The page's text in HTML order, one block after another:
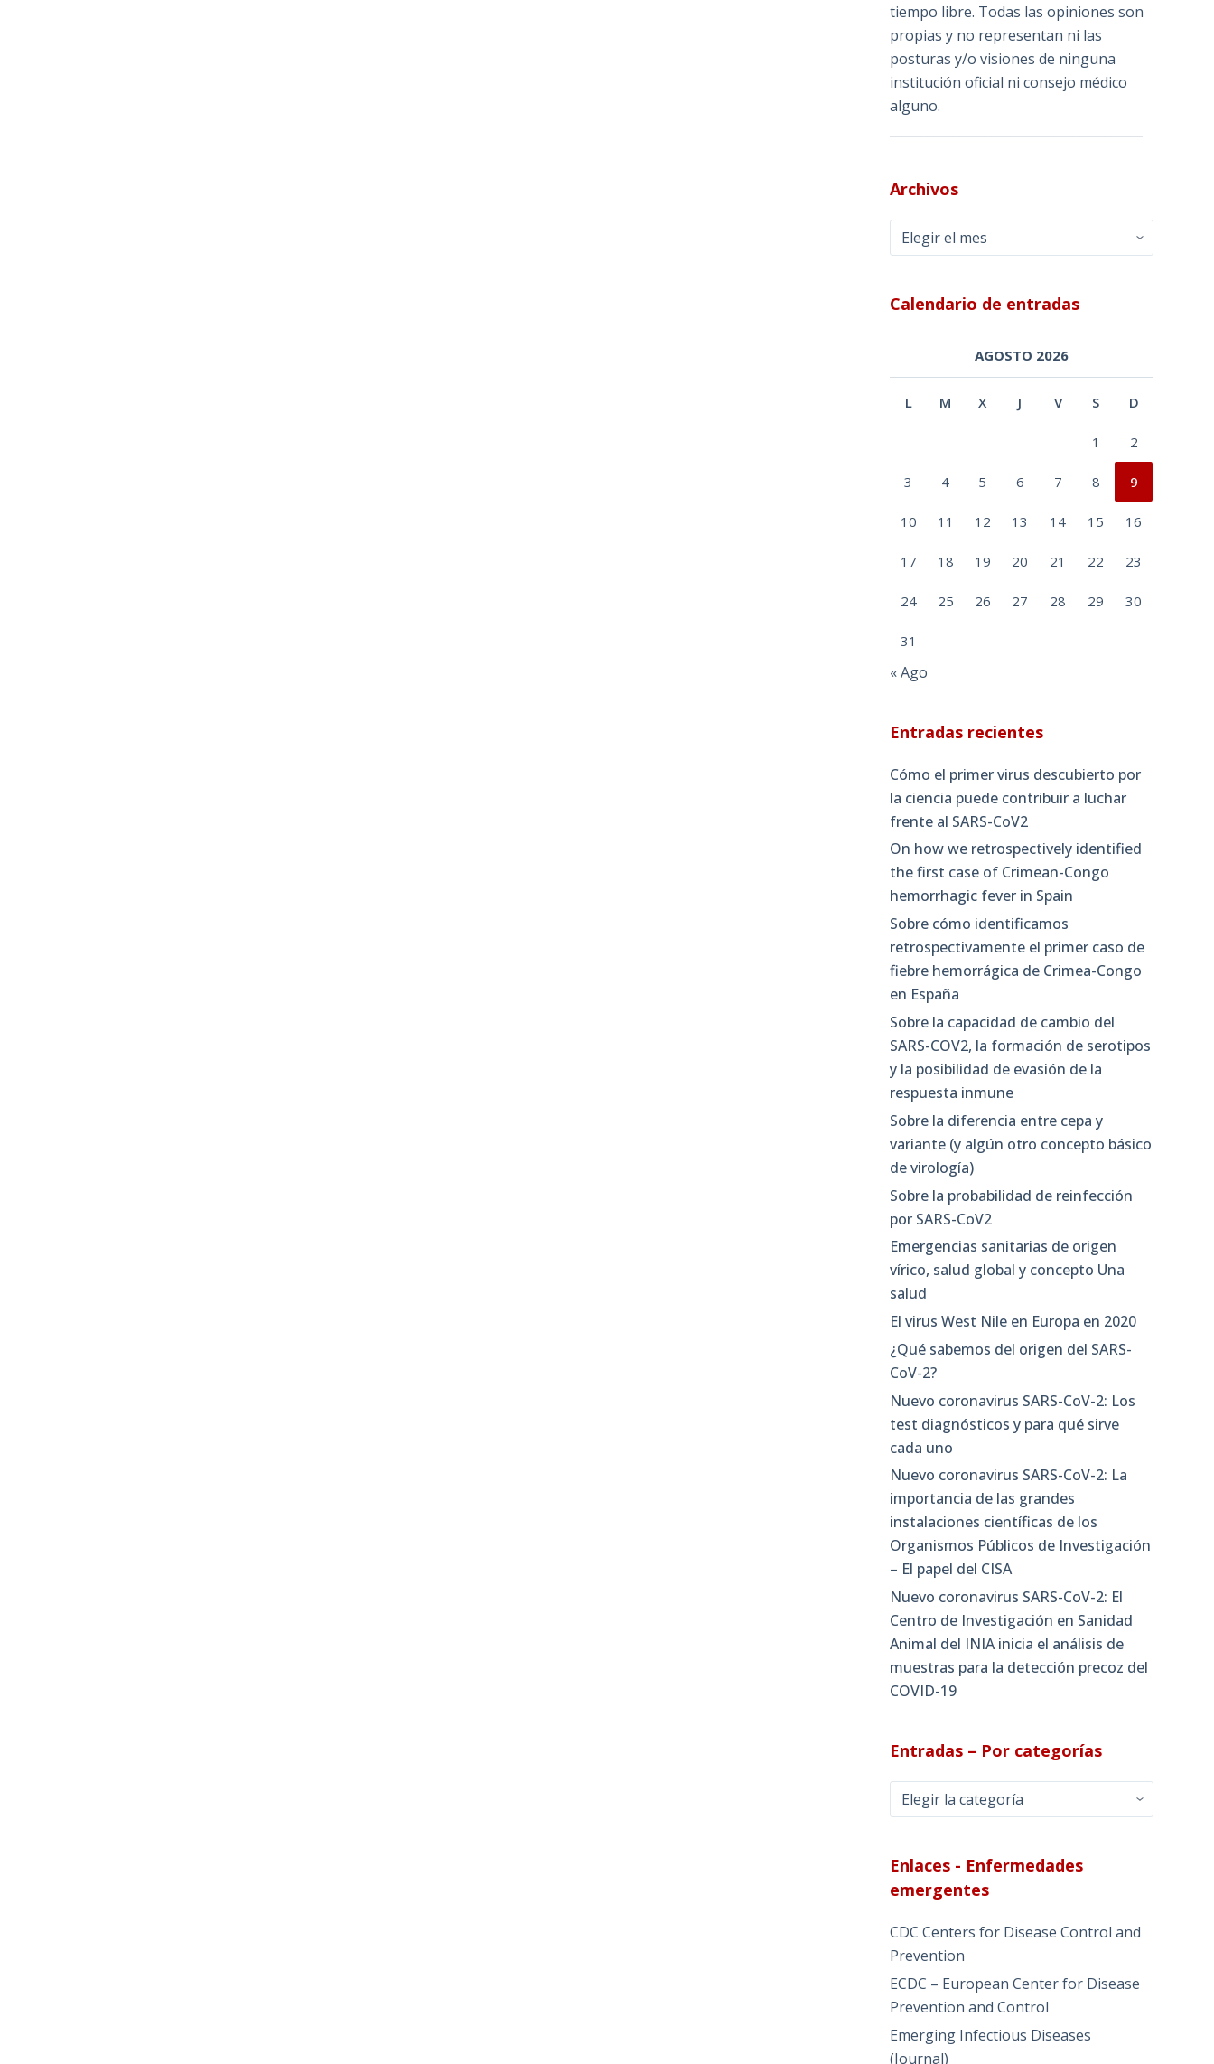
tiempo libre. Todas las opiniones son
propias y no representan ni las
posturas y/o visiones de ninguna
institución oficial ni consejo médico
alguno.
Archivos
Archivos
Calendario de entradas
AGOSTO 2026
L M X J V S D
1 2
3 4 5 6 7 8 9
10 11 12 13 14 15 16
17 18 19 20 21 22 23
24 25 26 27 28 29 30
31
« Ago
Entradas recientes
Cómo el primer virus descubierto por
la ciencia puede contribuir a luchar
frente al SARS-CoV2
On how we retrospectively identified
the first case of Crimean-Congo
hemorrhagic fever in Spain
Sobre cómo identificamos
retrospectivamente el primer caso de
fiebre hemorrágica de Crimea-Congo
en España
Sobre la capacidad de cambio del
SARS-COV2, la formación de serotipos
y la posibilidad de evasión de la
respuesta inmune
Sobre la diferencia entre cepa y
variante (y algún otro concepto básico
de virología)
Sobre la probabilidad de reinfección
por SARS-CoV2
Emergencias sanitarias de origen
vírico, salud global y concepto Una
salud
El virus West Nile en Europa en 2020
¿Qué sabemos del origen del SARS-
CoV-2?
Nuevo coronavirus SARS-CoV-2: Los
test diagnósticos y para qué sirve
cada uno
Nuevo coronavirus SARS-CoV-2: La
importancia de las grandes
instalaciones científicas de los
Organismos Públicos de Investigación
– El papel del CISA
Nuevo coronavirus SARS-CoV-2: El
Centro de Investigación en Sanidad
Animal del INIA inicia el análisis de
muestras para la detección precoz del
COVID-19
Entradas – Por categorías
Entradas
–
categorías
Enlaces - Enfermedades
emergentes
CDC Centers for Disease Control and
Prevention
ECDC – European Center for Disease
Prevention and Control
Emerging Infectious Diseases
(Journal)